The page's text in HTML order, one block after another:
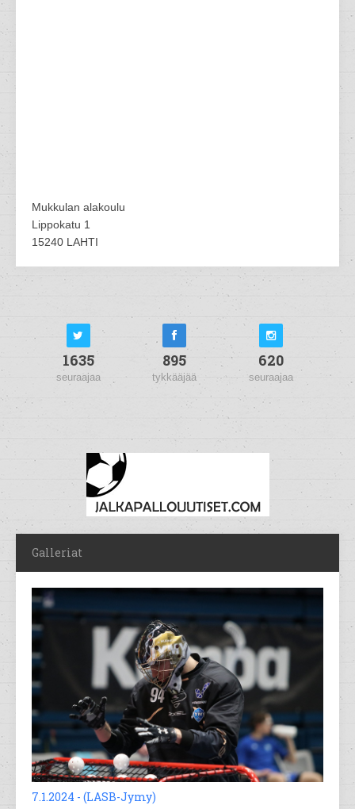
Mukkulan alakoulu
Lippokatu 1
15240 LAHTI
1635
seuraajaa
895
tykkääjää
620
seuraajaa
Galleriat
7.1.2024 - (LASB-Jymy)